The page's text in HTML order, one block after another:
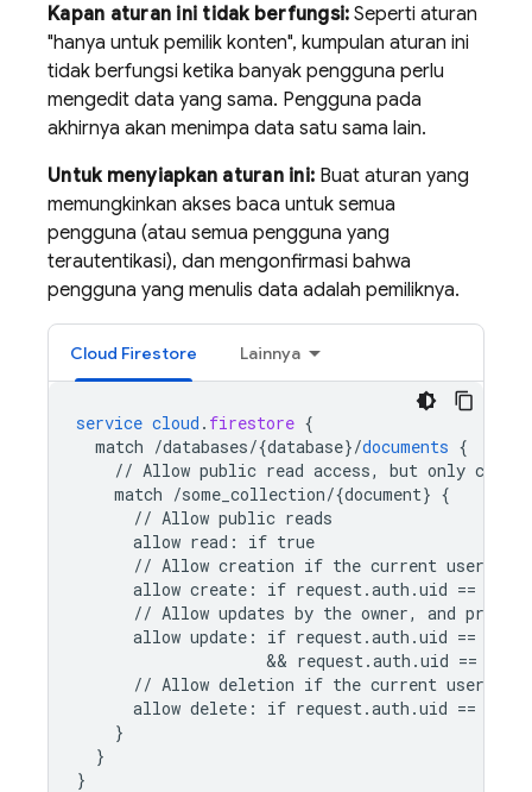
Kapan aturan ini tidak berfungsi: Seperti aturan
"hanya untuk pemilik konten", kumpulan aturan ini
tidak berfungsi ketika banyak pengguna perlu
mengedit data yang sama. Pengguna pada
akhirnya akan menimpa data satu sama lain.
Untuk menyiapkan aturan ini: Buat aturan yang
memungkinkan akses baca untuk semua
pengguna (atau semua pengguna yang
terautentikasi), dan mengonfirmasi bahwa
pengguna yang menulis data adalah pemiliknya.
Cloud Firestore Lainnya
service cloud . firestore {
match /databases/{database}/documents {
// Allow public read access, but only
match /some_collection/{document} {
// Allow public reads
allow read : if true
// Allow creation if the current user
allow create : if request.auth .uid ==
// Allow updates by the owner, and prevent
allow update : if request.auth .uid ==
                    &&
request.auth .uid ==
// Allow deletion if the current user
allow delete : if request.auth .uid ==
}
}
}